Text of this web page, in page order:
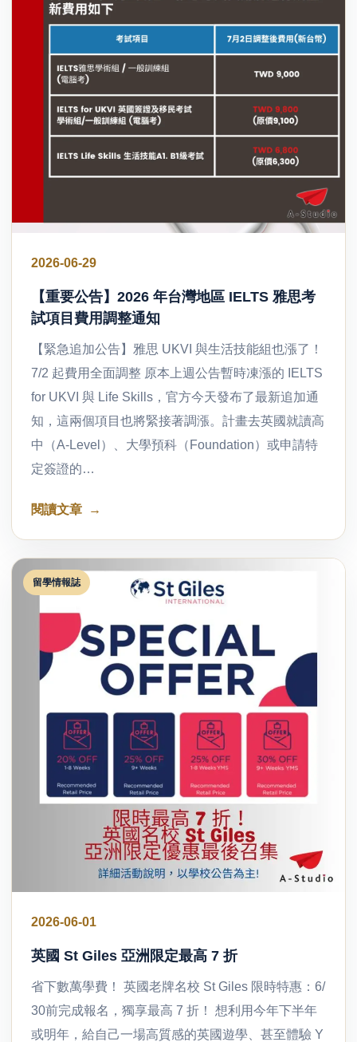
2026-06-29
【重要公告】2026 年台灣地區 IELTS 雅思考
試項目費用調整通知
【緊急追加公告】雅思 UKVI 與生活技能組也漲了！
7/2 起費用全面調整 原本上週公告暫時凍漲的 IELTS
for UKVI 與 Life Skills，官方今天發布了最新追加通
知，這兩個項目也將緊接著調漲。計畫去英國就讀高
中（A-Level）、大學預科（Foundation）或申請特
定簽證的…
閱讀文章
留學情報誌
2026-06-01
英國 St Giles 亞洲限定最高 7 折
省下數萬學費！ 英國老牌名校 St Giles 限時特惠：6/
30前完成報名，獨享最高 7 折！ 想利用今年下半年
或明年，給自己一場高質感的英國遊學、甚至體驗 Y